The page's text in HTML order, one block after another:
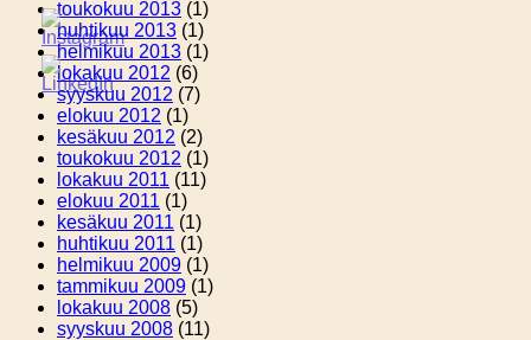
toukokuu 2013 (1)
huhtikuu 2013 (1)
helmikuu 2013 (1)
lokakuu 2012 (6)
syyskuu 2012 (7)
elokuu 2012 (1)
kesäkuu 2012 (2)
toukokuu 2012 (1)
lokakuu 2011 (11)
elokuu 2011 (1)
kesäkuu 2011 (1)
huhtikuu 2011 (1)
helmikuu 2009 (1)
tammikuu 2009 (1)
lokakuu 2008 (5)
syyskuu 2008 (11)